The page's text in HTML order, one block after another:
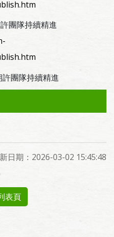
團隊持續精進
日期：2026-03-02 15:45:48
表頁